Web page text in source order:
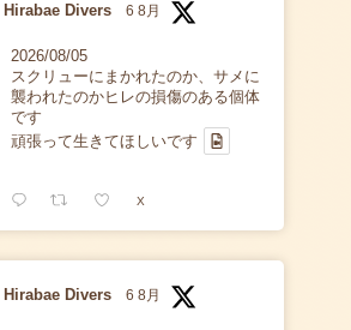
Hirabae Divers 6 8月
2026/08/05
スクリューにまかれたのか、サメに
襲われたのかヒレの損傷のある個体
です
頑張って生きてほしいです
X
Hirabae Divers 6 8月